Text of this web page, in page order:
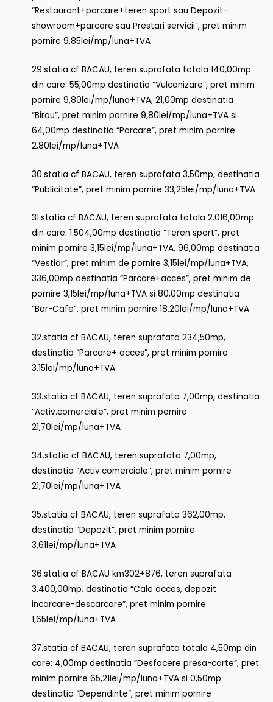
“Restaurant+parcare+teren sport sau Depozit-
showroom+parcare sau Prestari servicii”, pret minim
pornire 9,85lei/mp/luna+TVA
29.statia cf BACAU, teren suprafata totala 140,00mp
din care: 55,00mp destinatia “Vulcanizare”, pret minim
pornire 9,80lei/mp/luna+TVA, 21,00mp destinatia
“Birou”, pret minim pornire 9,80lei/mp/luna+TVA si
64,00mp destinatia “Parcare”, pret minim pornire
2,80lei/mp/luna+TVA
30.statia cf BACAU, teren suprafata 3,50mp, destinatia
“Publicitate”, pret minim pornire 33,25lei/mp/luna+TVA
31.statia cf BACAU, teren suprafata totala 2.016,00mp
din care: 1.504,00mp destinatia “Teren sport”, pret
minim pornire 3,15lei/mp/luna+TVA, 96,00mp destinatia
“Vestiar”, pret minim de pornire 3,15lei/mp/luna+TVA,
336,00mp destinatia “Parcare+acces”, pret minim de
pornire 3,15lei/mp/luna+TVA si 80,00mp destinatia
“Bar-Cafe”, pret minim pornire 18,20lei/mp/luna+TVA
32.statia cf BACAU, teren suprafata 234,50mp,
destinatia “Parcare+ acces”, pret minim pornire
3,15lei/mp/luna+TVA
33.statia cf BACAU, teren suprafata 7,00mp, destinatia
“Activ.comerciale”, pret minim pornire
21,70lei/mp/luna+TVA
34.statia cf BACAU, teren suprafata 7,00mp,
destinatia “Activ.comerciale”, pret minim pornire
21,70lei/mp/luna+TVA
35.statia cf BACAU, teren suprafata 362,00mp,
destinatia “Depozit”, pret minim pornire
3,61lei/mp/luna+TVA
36.statia cf BACAU km302+876, teren suprafata
3.400,00mp, destinatia “Cale acces, depozit
incarcare-descarcare”, pret minim pornire
1,65lei/mp/luna+TVA
37.statia cf BACAU, teren suprafata totala 4,50mp din
care: 4,00mp destinatia ”Desfacere presa-carte”, pret
minim pornire 65,21lei/mp/luna+TVA si 0,50mp
destinatia “Dependinte”, pret minim pornire